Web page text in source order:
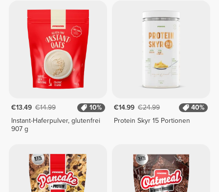
€13.49 €14.99
10%
Instant-Haferpulver, glutenfrei
907 g
€14.99 €24.99
40%
Protein Skyr 15 Portionen